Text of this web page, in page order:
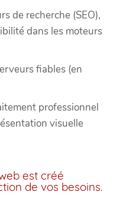
de recherche (SEO),
dans les moteurs
fiables (en
professionnel
visuelle
est créé
de vos besoins.